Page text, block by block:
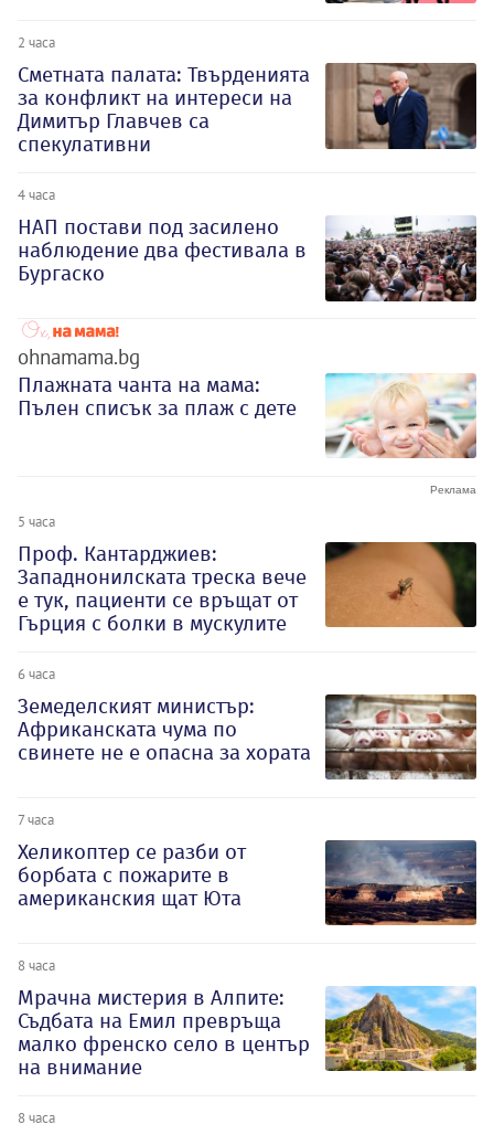
2 часа
Сметната палата: Твърденията
за конфликт на интереси на
Димитър Главчев са
спекулативни
4 часа
НАП постави под засилено
наблюдение два фестивала в
Бургаско
ohnamama.bg
Плажната чанта на мама:
Пълен списък за плаж с дете
5 часа
Проф. Кантарджиев:
Западнонилската треска вече
е тук, пациенти се връщат от
Гърция с болки в мускулите
6 часа
Земеделският министър:
Африканската чума по
свинете не е опасна за хората
7 часа
Хеликоптер се разби от
борбата с пожарите в
американския щат Юта
8 часа
Мрачна мистерия в Алпите:
Съдбата на Емил превръща
малко френско село в център
на внимание
8 часа